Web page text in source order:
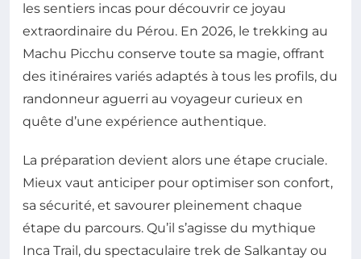
les sentiers incas pour découvrir ce joyau
extraordinaire du Pérou. En 2026, le trekking au
Machu Picchu conserve toute sa magie, offrant
des itinéraires variés adaptés à tous les profils, du
randonneur aguerri au voyageur curieux en
quête d’une expérience authentique.
La préparation devient alors une étape cruciale.
Mieux vaut anticiper pour optimiser son confort,
sa sécurité, et savourer pleinement chaque
étape du parcours. Qu’il s’agisse du mythique
Inca Trail, du spectaculaire trek de Salkantay ou